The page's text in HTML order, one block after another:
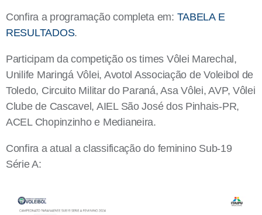
Confira a programação completa em: TABELA E
RESULTADOS.
Participam da competiçãoos times Vôlei Marechal,
Unilife Maringá Vôlei, Avotol Associação de Voleibol de
Toledo, Circuito Militar do Paraná, Asa Vôlei, AVP, Vôlei
Clube de Cascavel, AIEL São José dos Pinhais-PR,
ACEL Chopinzinho e Medianeira.
Confira a atual a classificação do feminino Sub-19
Série A: